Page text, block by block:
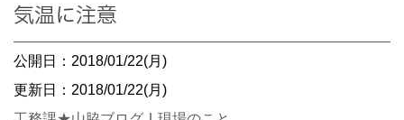
気温に注意
公開日：2018/01/22(月)
更新日：2018/01/22(月)